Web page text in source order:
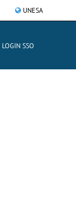
UNESA
LOGIN SSO